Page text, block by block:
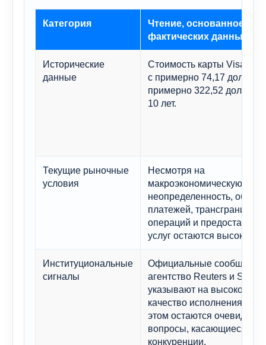
Категория
Чтение, основанное на
фактических данных
Исторические
данные
Стоимость карты Visa
с примерно 74,17
примерно 322,52
10 лет.
Текущие рыночные
условия
Несмотря на
макроэкономическую
неопределенность,
платежей,
операций и
услуг остаются высокими.
Институциональные
сигналы
Официальные сообщения,
агентство Reuters и S&P
указывают на высокое
качество исполнения, но
этом остаются очевидные
вопросы, касающиеся
конкуренции.